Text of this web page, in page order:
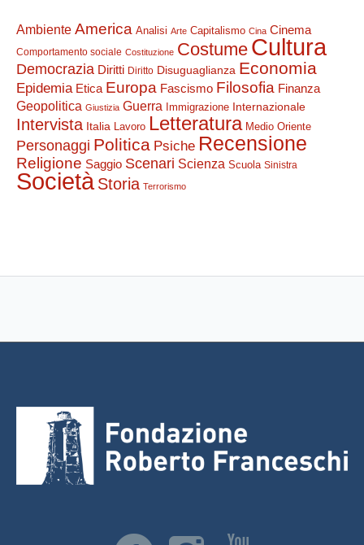
Ambiente America Analisi Arte Capitalismo Cina Cinema
Comportamento sociale Costituzione Costume Cultura
Democrazia Diritti Diritto Disuguaglianza Economia
Epidemia Etica Europa Fascismo Filosofia Finanza
Geopolitica Giustizia Guerra Immigrazione Internazionale
Intervista Italia Lavoro Letteratura Medio Oriente
Personaggi Politica Psiche Recensione
Religione Saggio Scenari Scienza Scuola Sinistra
Società Storia Terrorismo